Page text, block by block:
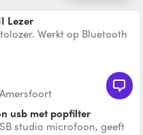
Lezer
Werkt op Bluetooth
usb met popfilter
studio microfoon, geeft